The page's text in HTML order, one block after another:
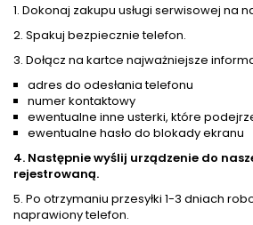
1. Dokonaj zakupu usługi serwisowej na
2. Spakuj bezpiecznie telefon.
3. Dołącz na kartce najważniejsze
adres do odesłania telefonu
numer kontaktowy
ewentualne inne usterki, które
ewentualne hasło do blokady ekranu
4. Następnie wyślij urządzenie do
rejestrowaną.
5. Po otrzymaniu przesyłki 1-3 dniach
naprawiony telefon.